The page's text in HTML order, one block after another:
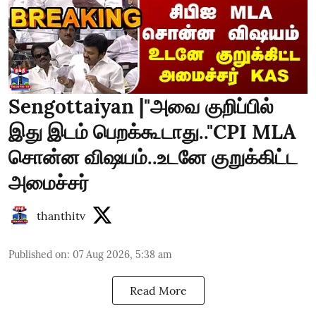
Sengottaiyan |"அவை குறிப்பில்
இது இடம் பெறக்கூடாது.."CPI MLA
சொன்ன விஷயம்..உடனே குறுக்கிட்ட
அமைச்சர்
thanthitv
Published on: 07 Aug 2026, 5:38 am
Read More